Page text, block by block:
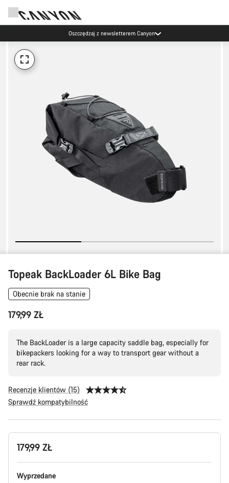
Oszczędzaj z newsletterem Canyon
Topeak BackLoader 6L Bike Bag
Obecnie brak na stanie
179,99 ZŁ
The BackLoader is a large capacity saddle bag, especially for
bikepackers looking for a way to transport gear without a
rear rack.
Recenzje klientów (15)
Sprawdź kompatybilność
Konfiguracja
produktu
179,99 ZŁ
Wyprzedane